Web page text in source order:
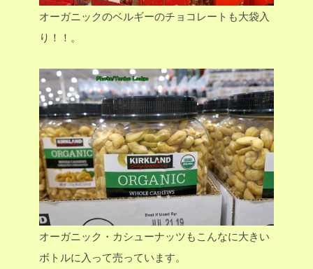
オーガニックのベルギーのチョコレートも大袋入
り！！。
オーガニック・カシューナッツもこんなに大きい
ボトルに入って売っています。